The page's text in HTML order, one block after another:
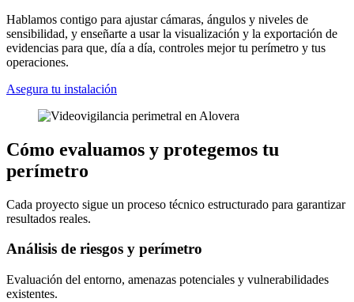
Hablamos contigo para ajustar cámaras, ángulos y niveles de
sensibilidad, y enseñarte a usar la visualización y la exportación de
evidencias para que, día a día, controles mejor tu perímetro y tus
operaciones.
Asegura tu instalación
Cómo evaluamos y protegemos tu
perímetro
Cada proyecto sigue un proceso técnico estructurado para garantizar
resultados reales.
Análisis de riesgos y perímetro
Evaluación del entorno, amenazas potenciales y vulnerabilidades
existentes.